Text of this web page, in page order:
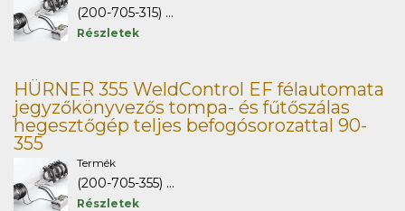
(200-705-315) ...
Részletek
HÜRNER 355 WeldControl EF félautomata
jegyzőkönyvezős tompa- és fűtőszálas
hegesztőgép teljes befogósorozattal 90-
355
Termék
(200-705-355) ...
Részletek